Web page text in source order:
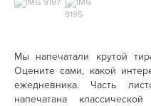
Мы напечатали крутой
Оцените сами, какой
ежедневника. Часть
напечатана